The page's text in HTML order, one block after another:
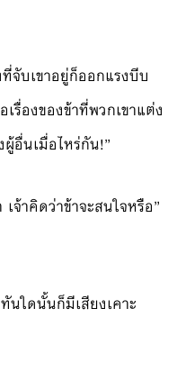
จับเขาอยู่ก็ออกแรงบีบ
รื่องของข้าที่พวกเขาแต่ง
อื่นเมื่อไหร่กัน!”
จ้าคิดว่าข้าจะสนใจหรือ”
นใดนั้นก็มีเสียงเคาะ